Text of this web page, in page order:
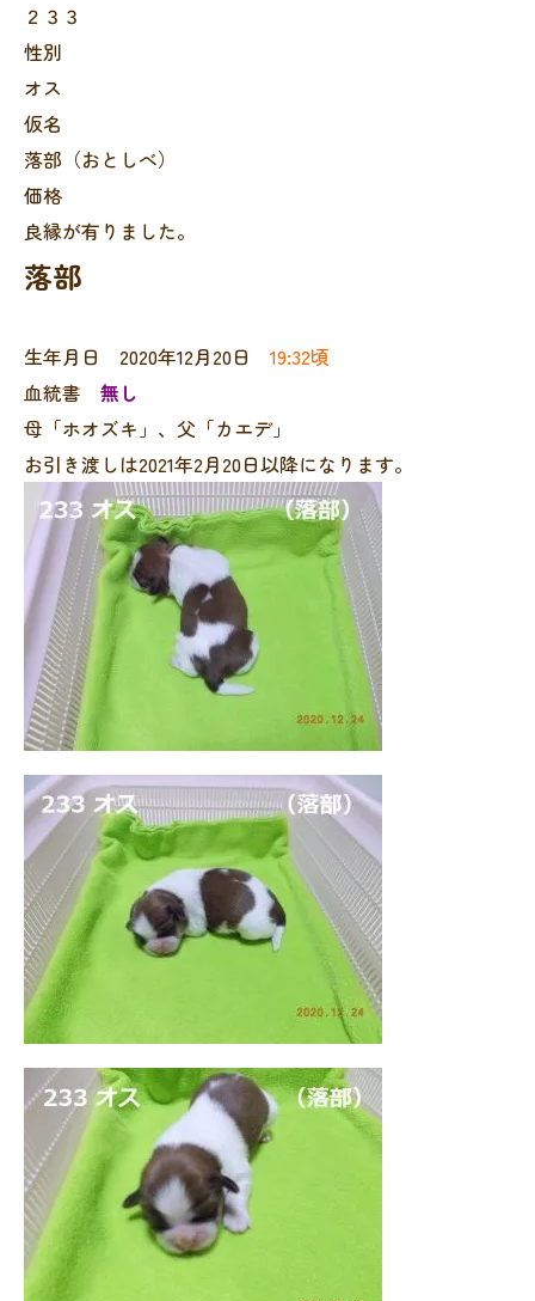
２３３
性別
オス
仮名
落部（おとしべ）
価格
良縁が有りました。
落部
生年月日 2020年12月20日 19:32頃
血統書 無し
母「ホオズキ」、父「カエデ」
お引き渡しは2021年2月20日以降になります。